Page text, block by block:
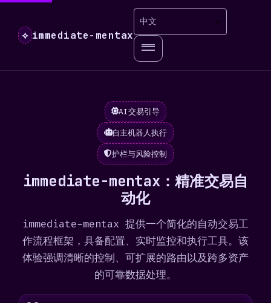
⟡ immediate-mentax
AI交易引导
自主机器人执行
护栏与风险控制
immediate-mentax：精准交易自
动化
immediate-mentax 提供一个简化的自动交易工
作流程框架，具备配置、实时监控和执行工具。该
体验强调清晰的控制、可扩展的路由以及跨多资产
的可靠数据处理。